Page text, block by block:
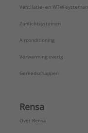
Ventilatie- en WTW-systemen
Zonlichtsystemen
Airconditioning
Verwarming overig
Gereedschappen
Rensa
Over Rensa